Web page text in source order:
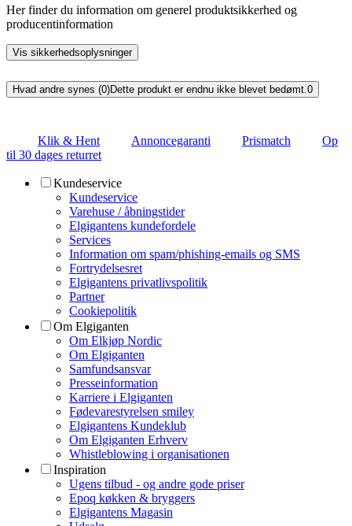
Her finder du information om generel produktsikkerhed og
producentinformation
Vis sikkerhedsoplysninger
Hvad andre synes (0)Dette produkt er endnu ikke blevet bedømt. 0
Klik & Hent Annoncegaranti Prismatch
Op
til 30 dages returret
Kundeservice
Kundeservice
Varehuse / åbningstider
Elgigantens kundefordele
Services
Information om spam/phishing-emails og SMS
Fortrydelsesret
Elgigantens privatlivspolitik
Partner
Cookiepolitik
Om Elgiganten
Om Elkjøp Nordic
Om Elgiganten
Samfundsansvar
Presseinformation
Karriere i Elgiganten
Fødevarestyrelsen smiley
Elgigantens Kundeklub
Om Elgiganten Erhverv
Whistleblowing i organisationen
Inspiration
Ugens tilbud - og andre gode priser
Epoq køkken & bryggers
Elgigantens Magasin